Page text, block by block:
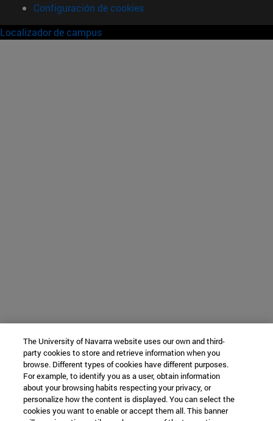
Configuración de cookies
Localizador de campus
The University of Navarra website uses our own and third-
party cookies to store and retrieve information when you
browse. Different types of cookies have different purposes.
For example, to identify you as a user, obtain information
about your browsing habits respecting your privacy, or
personalize how the content is displayed. You can select the
cookies you want to enable or accept them all. This banner